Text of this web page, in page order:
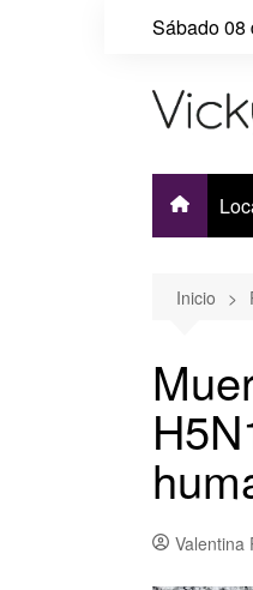
Sábado 08
Inicio
Valentina